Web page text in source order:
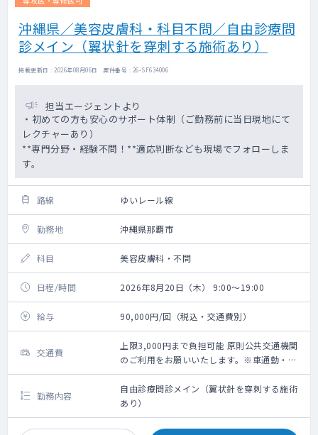
沖縄県／美容皮膚科・科目不問／自由診療問
診メイン（翼状針を穿刺する施術あり）
掲載更新日 : 2026年08月06日 案件番号 : 26-SF634006
担当エージェントより
・初めての方も安心のサポート体制（ご勤務前に当日現地にて
レクチャーあり）
**専門分野・経験不問！**適応判断なども現場でフォローしま
す。
路線 ゆいレール線
勤務地 沖縄県那覇市
科目 美容皮膚科・不問
日程/時間 2026年8月20日（木） 9:00～19:00
給与 90,000円/回（税込・交通費別）
交通費
上限3,000円まで負担可能 原則公共交通機関
のご利用をお願いいたします。※車通勤・タ
クシー利用要相談
勤務内容
自由診療問診メイン（翼状針を穿刺する施術
あり）